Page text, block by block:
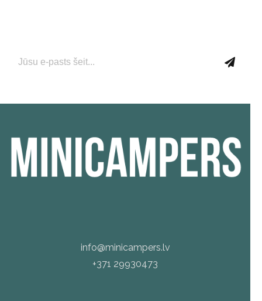
info@minicampers.lv
+371 29930473